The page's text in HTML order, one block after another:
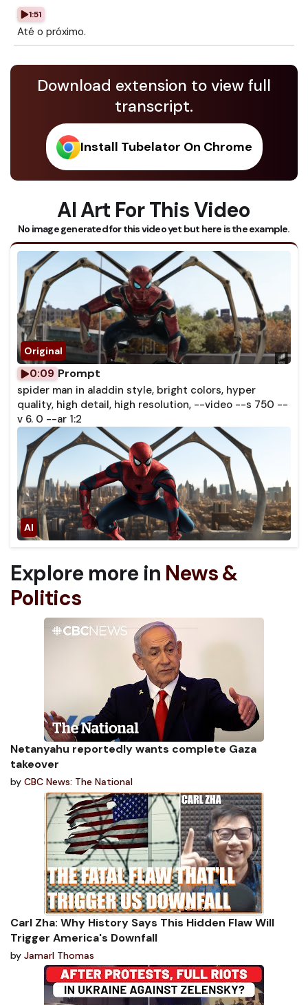
1:51
Até o próximo.
Download extension to view full
transcript.
Install Tubelator On Chrome
AI Art For This Video
No image generated for this video yet but here is the example.
0:09 Prompt
spider man in aladdin style, bright colors, hyper
quality, high detail, high resolution, --video --s 750 --
v 6. 0 --ar 1:2
Explore more in News &
Politics
Netanyahu reportedly wants complete Gaza
takeover
by CBC News: The National
Carl Zha: Why History Says This Hidden Flaw Will
Trigger America's Downfall
by Jamarl Thomas